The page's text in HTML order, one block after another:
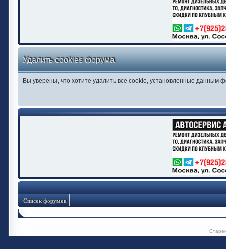
Удалить cookies форума
Вы уверены, что хотите удалить все cookie, установленные данным
Список форумов